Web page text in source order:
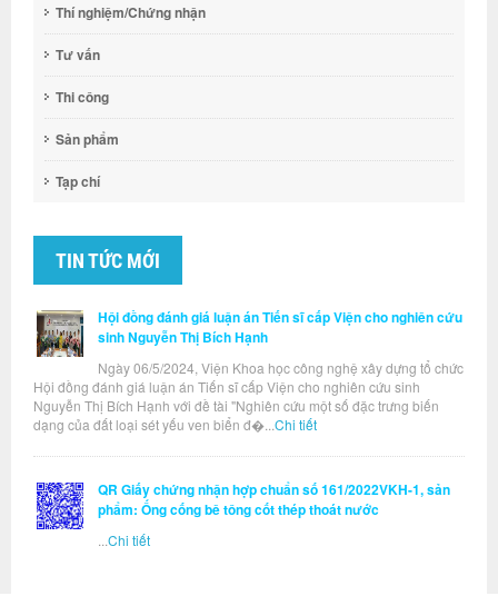
Thí nghiệm/Chứng nhận
Tư vấn
Thi công
Sản phẩm
Tạp chí
TIN TỨC MỚI
Hội đồng đánh giá luận án Tiến sĩ cấp Viện cho nghiên cứu
sinh Nguyễn Thị Bích Hạnh
Ngày 06/5/2024, Viện Khoa học công nghệ xây dựng tổ chức
Hội đồng đánh giá luận án Tiến sĩ cấp Viện cho nghiên cứu sinh
Nguyễn Thị Bích Hạnh với đề tài "Nghiên cứu một số đặc trưng biến
dạng của đất loại sét yếu ven biển đ�... Chi tiết
QR Giấy chứng nhận hợp chuẩn số 161/2022VKH-1, sản
phẩm: Ống cống bê tông cốt thép thoát nước
Chi tiết